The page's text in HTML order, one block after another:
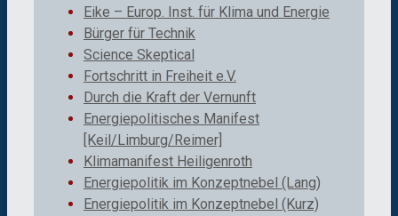
Eike – Europ. Inst. für Klima und Energie
Bürger für Technik
Science Skeptical
Fortschritt in Freiheit e.V.
Durch die Kraft der Vernunft
Energiepolitisches Manifest
[Keil/Limburg/Reimer]
Klimamanifest Heiligenroth
Energiepolitik im Konzeptnebel (Lang)
Energiepolitik im Konzeptnebel (Kurz)